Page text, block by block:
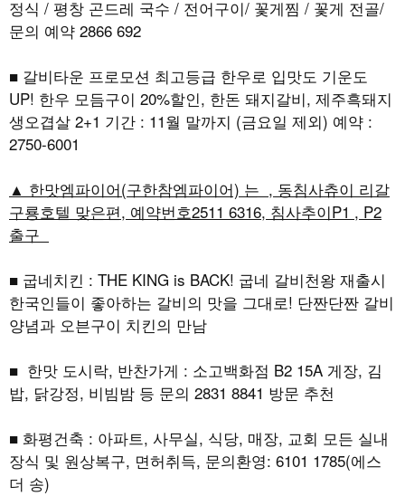
정식 / 평창 곤드레 국수 / 전어구이/ 꽃게찜 / 꽃게 전골/
문의 예약 2866 692
■ 갈비타운 프로모션 최고등급 한우로 입맛도 기운도
UP! 한우 모듬구이 20%할인, 한돈 돼지갈비, 제주흑돼지
생오겹살 2+1 기간 : 11월 말까지 (금요일 제외) 예약 :
2750-6001
▲ 한맛엠파이어(구한참엠파이어) 는 , 동침사츄이 리갈
구룡호텔 맞은편, 예약번호2511 6316, 침사추이P1 , P2
출구
■ 굽네치킨 : THE KING is BACK! 굽네 갈비천왕 재출시
한국인들이 좋아하는 갈비의 맛을 그대로! 단짠단짠 갈비
양념과 오븐구이 치킨의 만남
■ 한맛 도시락, 반찬가게 : 소고백화점 B2 15A 게장, 김
밥, 닭강정, 비빔밤 등 문의 2831 8841 방문 추천
■ 화평건축 : 아파트, 사무실, 식당, 매장, 교회 모든 실내
장식 및 원상복구, 면허취득, 문의환영: 6101 1785(에스
더 송)